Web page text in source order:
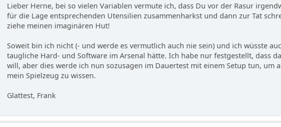
Lieber Herne, bei so vielen Variablen vermute ich, dass Du vor der Rasur
für die Lage entsprechenden Utensilien zusammenharkst und dann zur Tat
ziehe meinen imaginären Hut!
Soweit bin ich nicht (- und werde es vermutlich auch nie sein) und ich wüsste
taugliche Hard- und Software im Arsenal hätte. Ich habe nur festgestellt, dass
will, aber dies werde ich nun sozusagen im Dauertest mit einem Setup tun, um
mein Spielzeug zu wissen.
Glattest, Frank